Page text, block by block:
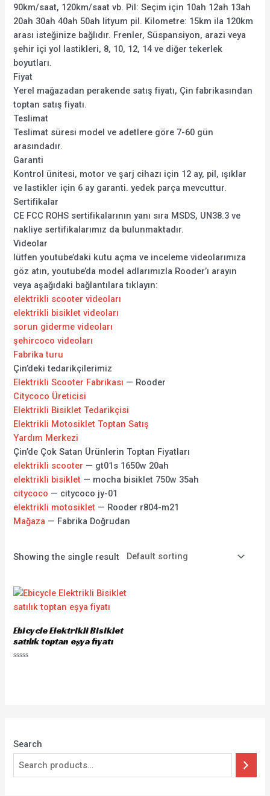
Search
90km/saat, 120km/saat vb. Pil: Seçim için 10ah 12ah 13ah
20ah 30ah 40ah 50ah lityum pil. Kilometre: 15km ila 120km
arası isteğinize bağlıdır. Frenler, Süspansiyon, arazi veya
şehir içi yol lastikleri, 8, 10, 12, 14 ve diğer tekerlek
boyutları.
Fiyat
Yerel mağazadan perakende satış fiyatı, Çin fabrikasından
toptan satış fiyatı.
Teslimat
Teslimat süresi model ve adetlere göre 7-60 gün
arasındadır.
Garanti
Kontrol ünitesi, motor ve şarj cihazı için 12 ay, pil, ışıklar
ve lastikler için 6 ay garanti. yedek parça mevcuttur.
Sertifikalar
CE FCC ROHS sertifikalarının yanı sıra MSDS, UN38.3 ve
nakliye sertifikalarımız da bulunmaktadır.
Videolar
lütfen youtube’daki kutu açma ve inceleme videolarımıza
göz atın, youtube’da model adlarımızla Rooder’ı arayın
veya aşağıdaki bağlantılara tıklayın:
elektrikli scooter videoları
elektrikli bisiklet videoları
sorun giderme videoları
şehircoco videoları
Fabrika turu
Çin’deki tedarikçilerimiz
Elektrikli Scooter Fabrikası — Rooder
Citycoco Üreticisi
Elektrikli Bisiklet Tedarikçisi
Elektrikli Motosiklet Toptan Satış
Yardım Merkezi
Çin’de Çok Satan Ürünlerin Toptan Fiyatları
elektrikli scooter — gt01s 1650w 20ah
elektrikli bisiklet — mocha bisiklet 750w 35ah
citycoco — citycoco jy-01
elektrikli motosiklet — Rooder r804-m21
Mağaza — Fabrika Doğrudan
Showing the single result
Ebicycle Elektrikli Bisiklet
satılık toptan eşya fiyatı